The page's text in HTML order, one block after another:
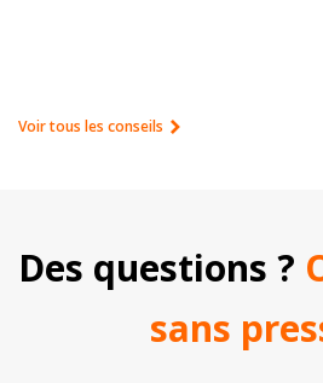
Voir tous les conseils
Des questions ?
sans